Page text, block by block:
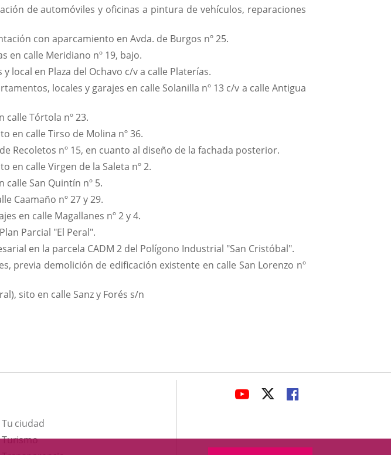
de automóviles y oficinas a pintura de vehículos, reparaciones
con aparcamiento en Avda. de Burgos nº 25.
en calle Meridiano nº 19, bajo.
local en Plaza del Ochavo c/v a calle Platerías.
locales y garajes en calle Solanilla nº 13 c/v a calle Antigua
calle Tórtola nº 23.
en calle Tirso de Molina nº 36.
Recoletos nº 15, en cuanto al diseño de la fachada posterior.
en calle Virgen de la Saleta nº 2.
San Quintín nº 5.
Caamaño nº 27 y 29.
en calle Magallanes nº 2 y 4.
Parcial "El Peral".
en la parcela CADM 2 del Polígono Industrial "San Cristóbal".
previa demolición de edificación existente en calle San Lorenzo nº
sito en calle Sanz y Forés s/n
Tu ciudad
TurismoThis
LINK
APPLICATION.
LINK
APPLICATION.
LINK
APPLICATION.